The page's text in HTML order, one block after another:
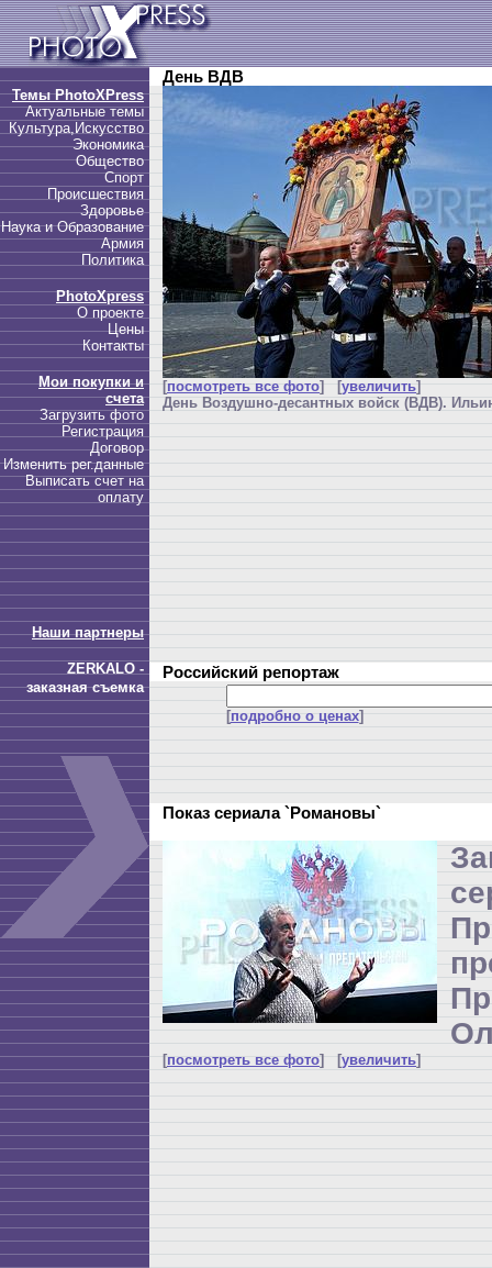
Темы PhotoXPress
Актуальные темы
Культура,Искусство
Экономика
Общество
Спорт
Происшествия
Здоровье
Наука и Образование
Армия
Политика
PhotoXpress
О проекте
Цены
Контакты
Мои покупки и
счета
Загрузить фото
Регистрация
Договор
Изменить рег.данные
Выписать счет на
оплату
Наши партнеры
ZERKALO -
заказная съемка
День ВДВ
[посмотреть все фото] [увеличить]
День Воздушно-десантных войск (ВДВ).
Российский репортаж
[подробно о ценах]
Показ сериала `Романовы`
[посмотреть все фото] [увеличить]